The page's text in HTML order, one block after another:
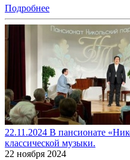
Подробнее
22.11.2024 В пансионате
классической музыки.
22 ноября 2024